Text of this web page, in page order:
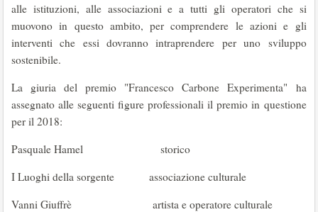
alle istituzioni, alle associazioni e a tutti gli operatori che si
muovono in questo ambito, per comprendere le azioni e gli
interventi che essi dovranno intraprendere per uno sviluppo
sostenibile.
La giuria del premio "Francesco Carbone Experimenta" ha
assegnato alle seguenti figure professionali il premio in questione
per il 2018:
Pasquale Hamel storico
I Luoghi della sorgente associazione culturale
Vanni Giuffrè artista e operatore culturale